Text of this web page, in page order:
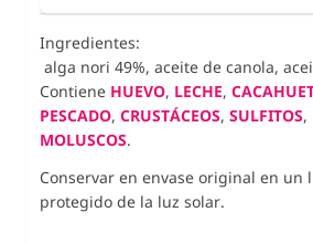
Ingredientes:
alga nori 49%, aceite de canola,
Contiene HUEVO, LECHE,
PESCADO, CRUSTÁCEOS, SULFITOS,
MOLUSCOS.
Conservar en envase original en un
protegido de la luz solar.